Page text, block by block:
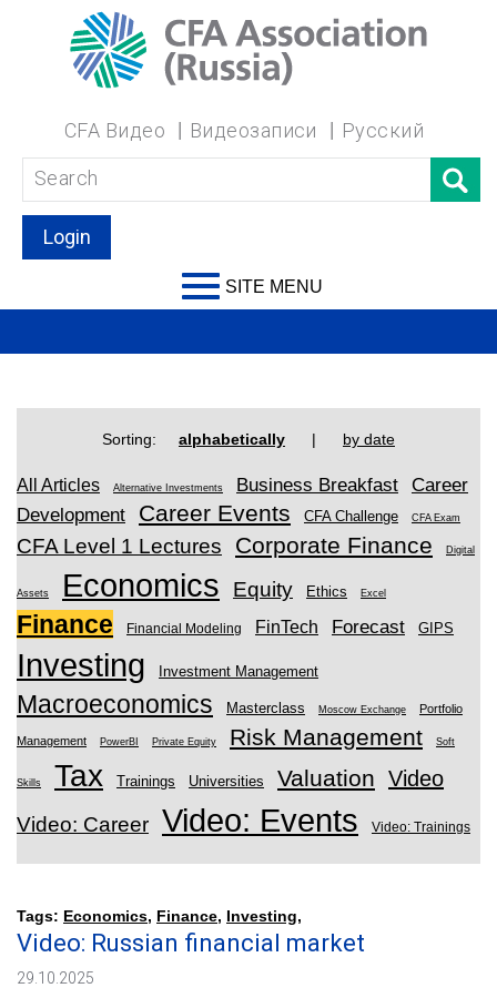
CFA Видео Видеозаписи Русский
Login
SITE MENU
Sorting: alphabetically | by date
All Articles Alternative Investments Business Breakfast Career
Development
Career Events CFA Challenge CFA Exam
CFA Level 1 Lectures Corporate Finance Digital
Assets Economics Equity Ethics Excel
Finance Financial Modeling FinTech Forecast GIPS
Investing Investment Management
Macroeconomics Masterclass Moscow Exchange Portfolio
Management PowerBI Private Equity Risk Management Soft
Skills Tax Trainings Universities Valuation Video
Video: Career Video: Events Video: Trainings
Tags: Economics, Finance, Investing,
Video: Russian financial market
29.10.2025